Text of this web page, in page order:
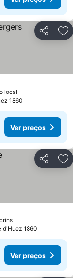
Partilhar
local
1860
Ver preços
Partilhar
d'Huez 1860
Ver preços